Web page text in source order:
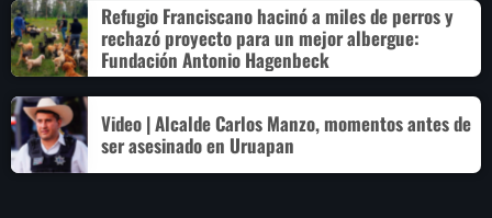
Refugio Franciscano hacinó a miles de perros y
rechazó proyecto para un mejor albergue:
Fundación Antonio Hagenbeck
Video | Alcalde Carlos Manzo, momentos antes de
ser asesinado en Uruapan